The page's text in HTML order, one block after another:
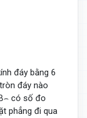
đáy bằng 6
đáy nào
B⌢ có số đo
phẳng đi qua